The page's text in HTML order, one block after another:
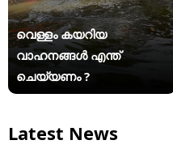
വെള്ളം കയറിയ
വാഹനങ്ങൾ എന്ത്
ചെയ്യണം ?
Latest News